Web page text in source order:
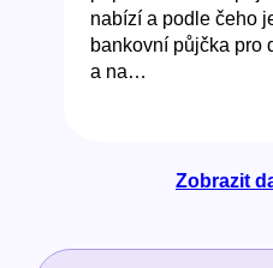
nabízí a podle čeho
bankovní půjčka pro
a na…
Zobrazit